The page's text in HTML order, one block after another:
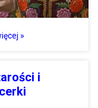
»
i